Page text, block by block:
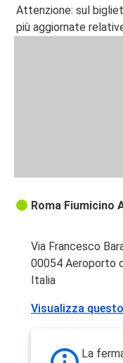
Attenzione: sul
più aggiornate
Roma Fiumicino
Via Francesco
00054 Aeroporto
Italia
Visualizza
La